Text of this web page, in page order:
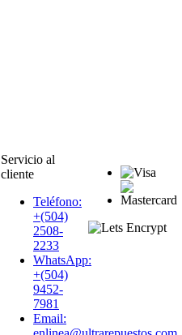
Servicio al
cliente
Teléfono:
+(504)
2508-
2233
WhatsApp:
+(504)
9452-
7981
Email: